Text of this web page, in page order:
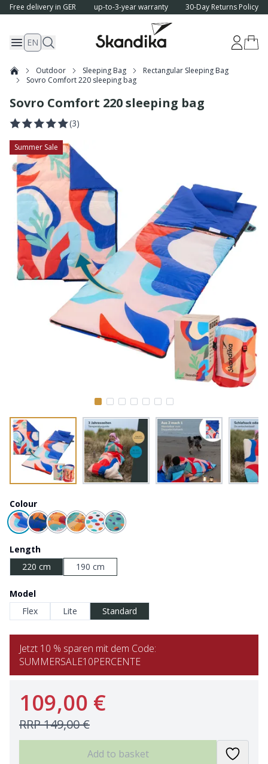
Free delivery in GER up-to-3-year warranty 30-Day Returns Policy
EN
Outdoor Sleeping Bag
Rectangular Sleeping Bag
Sovro Comfort 220 sleeping bag
Sovro Comfort 220 sleeping bag
(3)
Summer Sale
Colour
Length
220 cm
190 cm
Model
Flex
Lite Standard
Jetzt 10 % sparen mit dem Code:
SUMMERSALE10PERCENTE
109,00 €
RRP149,00 €
Add to basket